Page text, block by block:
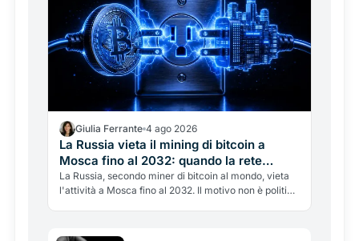
Giulia Ferrante 4 ago 2026
La Russia vieta il mining di bitcoin a
Mosca fino al 2032: quando la rete
elettrica batte le crypto
La Russia, secondo miner di bitcoin al mondo, vieta
l'attività a Mosca fino al 2032. Il motivo non è politico